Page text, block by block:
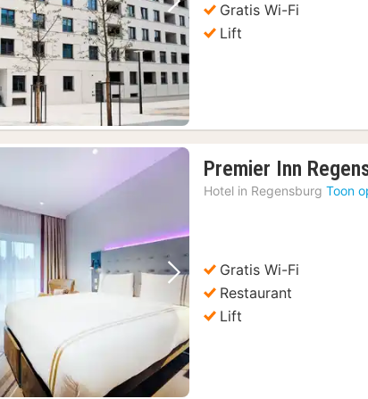
foto Volgende foto
Gratis Wi-Fi
Lift
foto Volgende foto
Premier Inn
Hotel in Regensburg Toon
Gratis Wi-Fi
Restaurant
Lift